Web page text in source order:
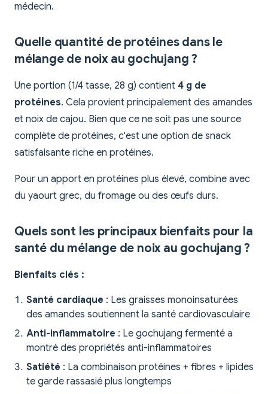
médecin.
Quelle quantité de protéines dans le
mélange de noix au gochujang ?
Une portion (1/4 tasse, 28 g) contient 4 g de
protéines. Cela provient principalement des amandes
et noix de cajou. Bien que ce ne soit pas une source
complète de protéines, c'est une option de snack
satisfaisante riche en protéines.
Pour un apport en protéines plus élevé, combine avec
du yaourt grec, du fromage ou des œufs durs.
Quels sont les principaux bienfaits pour la
santé du mélange de noix au gochujang ?
Bienfaits clés :
Santé cardiaque : Les graisses monoinsaturées
des amandes soutiennent la santé cardiovasculaire
Anti-inflammatoire : Le gochujang fermenté a
montré des propriétés anti-inflammatoires
Satiété : La combinaison protéines + fibres + lipides
te garde rassasié plus longtemps